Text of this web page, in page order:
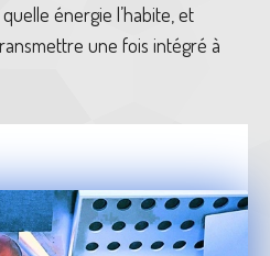
énergie l’habite, et
une fois intégré à